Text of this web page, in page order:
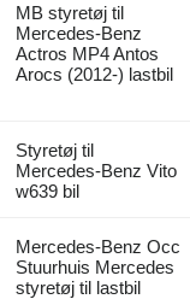
MB styretøj til
Mercedes-Benz
Actros MP4 Antos
Arocs (2012-) lastbil
Styretøj til
Mercedes-Benz Vito
w639 bil
Mercedes-Benz Occ
Stuurhuis Mercedes
styretøj til lastbil